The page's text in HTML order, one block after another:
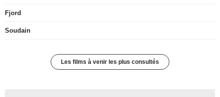
Fjord
Soudain
Les films à venir les plus consultés